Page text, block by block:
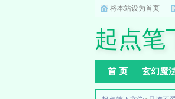
将本站设为首页
起点笔
首 页 玄幻魔